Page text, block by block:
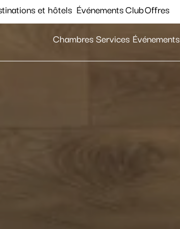
et hôtels ÉvénementsClubOffres
ChambresServices Événements